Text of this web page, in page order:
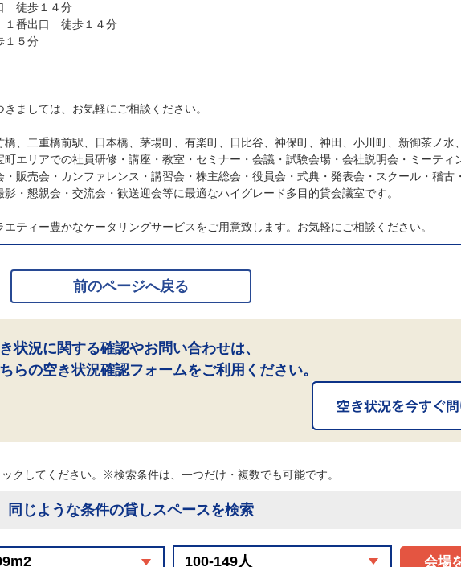
徒歩１４分
１番出口 徒歩１４分
５分
ましては、お気軽にご相談ください。
橋、二重橋前駅、日本橋、茅場町、有楽町、日比谷、神保町、神田、小川町、新御茶ノ水
エリアでの社員研修・講座・教室・セミナー・会議・試験会場・会社説明会・ミーティ
販売会・カンファレンス・講習会・株主総会・役員会・式典・発表会・スクール・稽古
・懇親会・交流会・歓送迎会等に最適なハイグレード多目的貸会議室です。
ティー豊かなケータリングサービスをご用意致します。お気軽にご相談ください。
前のページへ戻る
状況に関する確認やお問い合わせは、
らの空き状況確認フォームをご利用ください。
クしてください。※検索条件は、一つだけ・複数でも可能です。
同じような条件の貸しスペースを検索
会場